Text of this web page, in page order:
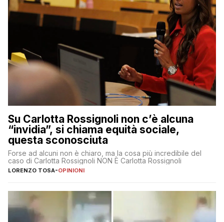
Su Carlotta Rossignoli non c’è alcuna
“invidia”, si chiama equità sociale,
questa sconosciuta
Forse ad alcuni non è chiaro, ma la cosa più incredibile del
caso di Carlotta Rossignoli NON È Carlotta Rossignoli
LORENZO TOSA-OPINIONI